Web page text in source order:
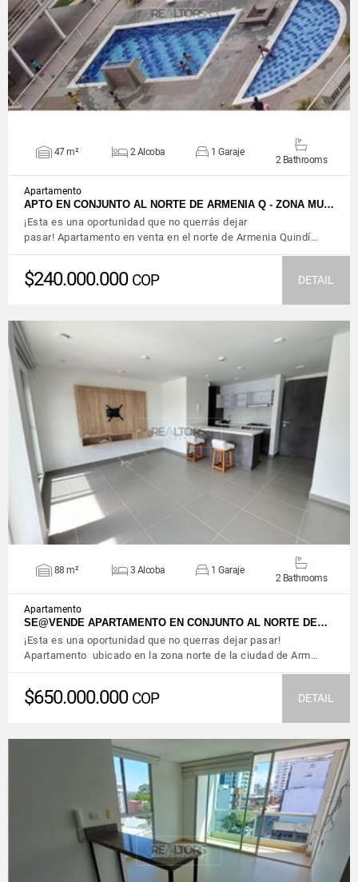
VIEW DETAILS
47 m² 2 Alcoba 1 Garaje
2 Bathrooms
Apartamento
APTO EN CONJUNTO AL NORTE DE ARMENIA Q - ZONA MU…
¡Esta es una oportunidad que no querrás dejar
pasar! Apartamento en venta en el norte de Armenia Quindí…
$240.000.000 COP DETAIL
VIEW DETAILS
88 m² 3 Alcoba 1 Garaje
2 Bathrooms
Apartamento
SE@VENDE APARTAMENTO EN CONJUNTO AL NORTE DE…
¡Esta es una oportunidad que no querras dejar pasar!
Apartamento ubicado en la zona norte de la ciudad de Arm…
$650.000.000 COP DETAIL
VIEW DETAILS